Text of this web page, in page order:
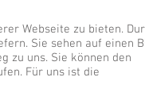
Webseite zu bieten.
Sie sehen auf einen
zu uns. Sie können den
Für uns ist die